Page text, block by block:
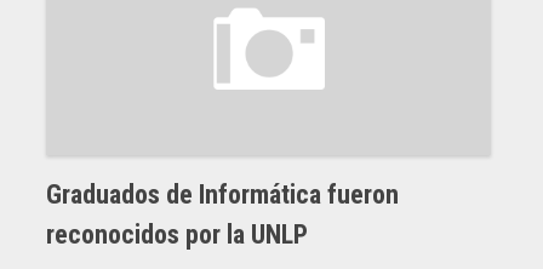
Graduados de Informática fueron
reconocidos por la UNLP